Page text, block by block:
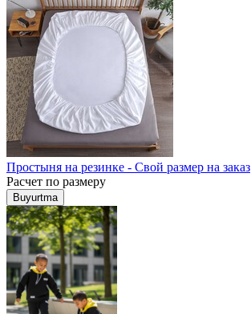
Простыня на резинке - Свой размер на заказ
Расчет по размеру
Buyurtma